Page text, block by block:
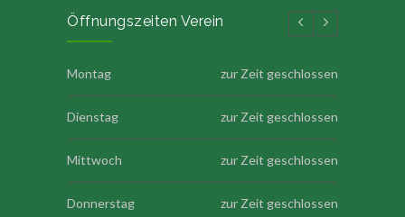
Öffnungszeiten Verein
Montag zur Zeit geschlossen
Dienstag zur Zeit geschlossen
Mittwoch zur Zeit geschlossen
Donnerstag zur Zeit geschlossen